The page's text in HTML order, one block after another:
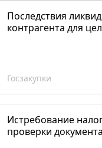
Последствия
контрагента для
Госзакупки
Истребование
проверки